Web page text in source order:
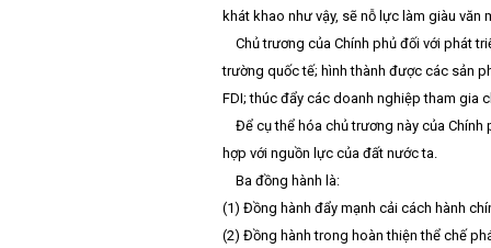
khát khao như vậy, sẽ nỗ lực làm giàu
Chủ trương của Chính phủ đối với phát
trường quốc tế; hình thành được các sản
FDI; thúc đẩy các doanh nghiệp tham gia
Để cụ thể hóa chủ trương này của
hợp với nguồn lực của đất nước ta.
Ba đồng hành là:
(1) Đồng hành đẩy mạnh cải cách hành
(2) Đồng hành trong hoàn thiện thể chế